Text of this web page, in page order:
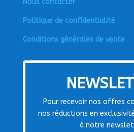
Politique de confidentialité
Conditions générales de vente
Pour recevoir nos offres
nos réductions en
à notre